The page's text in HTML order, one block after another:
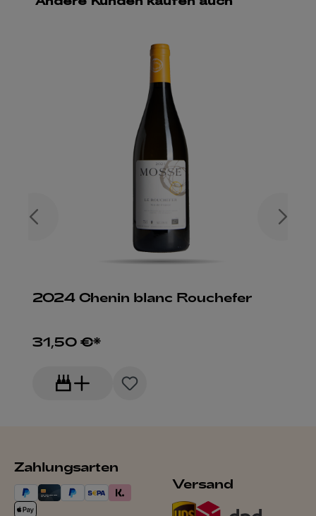
2024 Chenin blanc Rouchefer
31,50 €*
Zahlungsarten
Versand